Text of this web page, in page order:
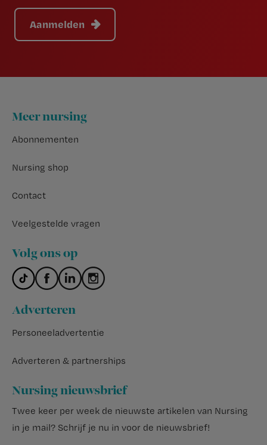
Aanmelden
Footer
Meer nursing
Abonnementen
Nursing shop
Contact
Veelgestelde vragen
Volg ons op
Adverteren
Personeeladvertentie
Adverteren & partnerships
Nursing nieuwsbrief
Twee keer per week de nieuwste artikelen van Nursing
in je mail? Schrijf je nu in voor de nieuwsbrief!